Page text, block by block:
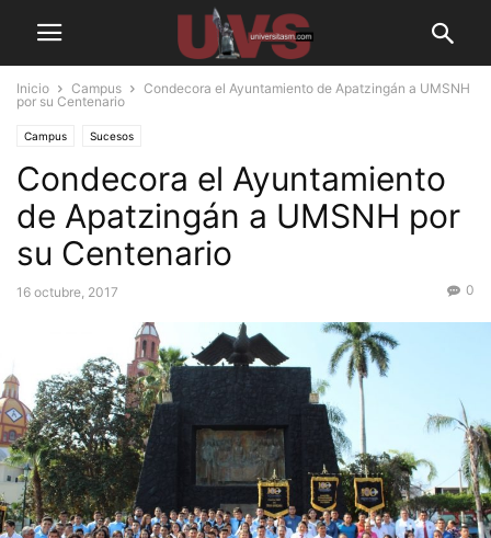
Inicio Campus
Condecora el Ayuntamiento de Apatzingán a UMSNH
por su Centenario
Campus Sucesos
Condecora el Ayuntamiento
de Apatzingán a UMSNH por
su Centenario
16 octubre, 2017 0